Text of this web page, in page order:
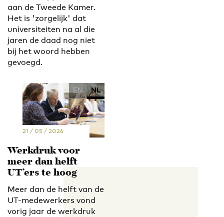
aan de Tweede Kamer.
Het is 'zorgelijk' dat
universiteiten na al die
jaren de daad nog niet
bij het woord hebben
gevoegd.
EN NL
21 / 05 / 2026
Werkdruk voor
meer dan helft
UT’ers te hoog
Meer dan de helft van de
UT-medewerkers vond
vorig jaar de werkdruk